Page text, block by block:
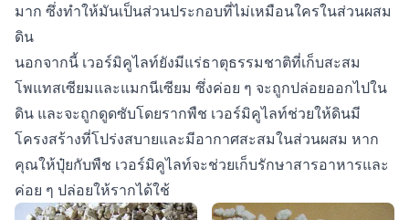
มาก ซึ่งทำให้มันเป็นส่วนประกอบที่ไม่เหมือนใครในส่วนผสม
ดิน
นอกจากนี้ เวอร์มิคูไลท์ยังมีแร่ธาตุธรรมชาติที่เก็บสะสม
โพแทสเซียมและแมกนีเซียม ซึ่งค่อย ๆ จะถูกปล่อยออกไปใน
ดิน และจะถูกดูดซับโดยรากพืช เวอร์มิคูไลท์ช่วยให้ดินมี
โครงสร้างที่โปร่งสบายและมีอากาศสะสมในส่วนผสม หาก
คุณให้ปุ๋ยกับพืช เวอร์มิคูไลท์จะช่วยเก็บรักษาสารอาหารและ
ค่อย ๆ ปล่อยให้รากได้ใช้